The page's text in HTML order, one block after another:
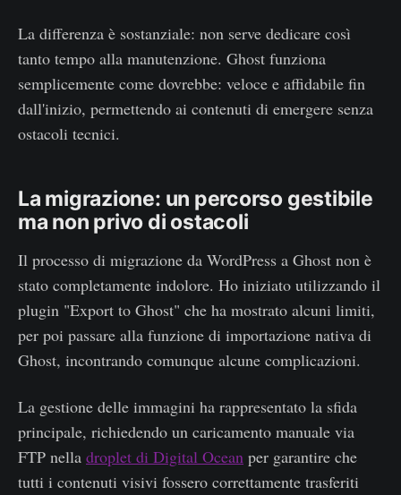
La differenza è sostanziale: non serve dedicare così
tanto tempo alla manutenzione. Ghost funziona
semplicemente come dovrebbe: veloce e affidabile fin
dall'inizio, permettendo ai contenuti di emergere senza
ostacoli tecnici.
La migrazione: un percorso gestibile
ma non privo di ostacoli
Il processo di migrazione da WordPress a Ghost non è
stato completamente indolore. Ho iniziato utilizzando il
plugin "Export to Ghost" che ha mostrato alcuni limiti,
per poi passare alla funzione di importazione nativa di
Ghost, incontrando comunque alcune complicazioni.
La gestione delle immagini ha rappresentato la sfida
principale, richiedendo un caricamento manuale via
FTP nella droplet di Digital Ocean per garantire che
tutti i contenuti visivi fossero correttamente trasferiti